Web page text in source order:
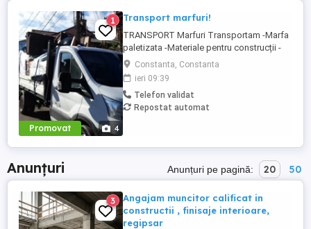
Promovat 4
1 Transport marfuri!
TRANSPORT Marfuri Transportam -Marfa
paletizata -Materiale pentru construcții -
Mobila ALTELE Va stam la dispoziție
pentru ori ce fel de intrebari privind
costurile transportului și mainpularea
marfurilor
Constanta, Constanta
ieri 09:39
Telefon validat
Repostat automat
Anunțuri Anunțuri pe pagină: 20 50
3
Angajam muncitor calificat in
constructii , finisaje interioare,
regipsar